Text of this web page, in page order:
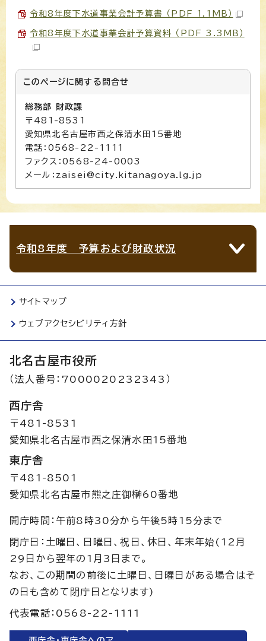
令和8年度下水道事業会計予算書 （PDF 1.1MB）
令和8年度下水道事業会計予算資料 （PDF 3.3MB）
このページに関する 問合せ
総務部 財政課
〒481-8531
愛知県北名古屋市西之保清水田15番地
電話：0568-22-1111
ファクス：0568-24-0003
メール：zaisei@city.kitanagoya.lg.jp
令和8年度 予算および財政状況
サイトマップ
ウェブアクセシビリティ方針
北名古屋市役所
（法人番号：7000020232343）
西庁舎
〒481-8531
愛知県北名古屋市西之保清水田15番地
東庁舎
〒481-8501
愛知県北名古屋市熊之庄御榊60番地
開庁時間：午前8時30分から午後5時15分まで
閉庁日：土曜日、日曜日、祝日、休日、年末年始(12月
29日から翌年の1月3日まで。
なお、この期間の前後に土曜日、日曜日がある場合はそ
の日も含めて閉庁日となります)
代表電話：0568-22-1111